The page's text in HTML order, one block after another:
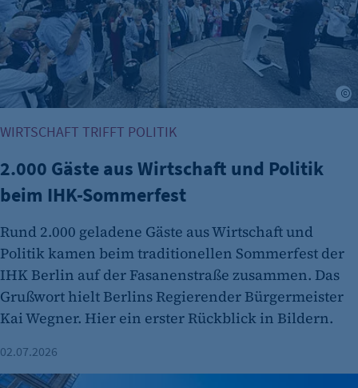
fe_typo_user
Name:
fe_typo_user
Anbieter:
CMS TYPO3
Zweck:
Session-Cookie für die Verwaltung von
Benutzer-Sessions (z. B. bei Login, Umfrage
oder Formularen). Wird auch bei Caching zur
Cookie Laufzeit:
Session
Cookie Consent
Name:
cookie_consent
Zweck:
WIRTSCHAFT TRIFFT POLITIK
2.000 Gäste aus Wirtschaft und Politik
beim IHK-Sommerfest
Rund 2.000 geladene Gäste aus Wirtschaft und
Politik kamen beim traditionellen Sommerfest der
IHK Berlin auf der Fasanenstraße zusammen. Das
Grußwort hielt Berlins Regierender Bürgermeister
Kai Wegner. Hier ein erster Rückblick in Bildern.
02.07.2026